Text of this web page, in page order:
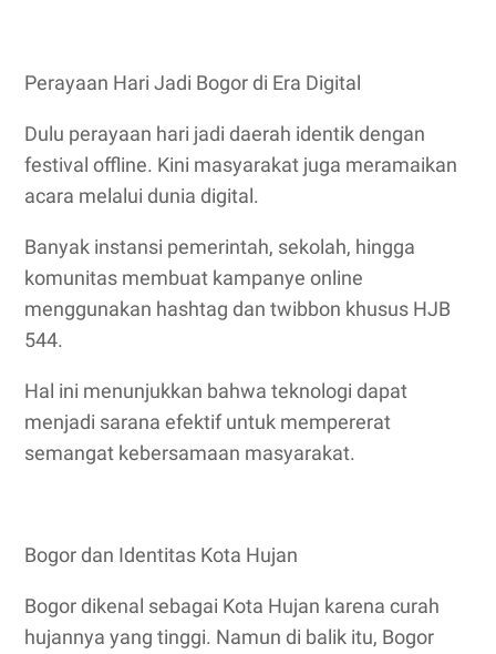
Perayaan Hari Jadi Bogor di Era Digital
Dulu perayaan hari jadi daerah identik dengan
festival offline. Kini masyarakat juga meramaikan
acara melalui dunia digital.
Banyak instansi pemerintah, sekolah, hingga
komunitas membuat kampanye online
menggunakan hashtag dan twibbon khusus HJB
544.
Hal ini menunjukkan bahwa teknologi dapat
menjadi sarana efektif untuk mempererat
semangat kebersamaan masyarakat.
Bogor dan Identitas Kota Hujan
Bogor dikenal sebagai Kota Hujan karena curah
hujannya yang tinggi. Namun di balik itu, Bogor